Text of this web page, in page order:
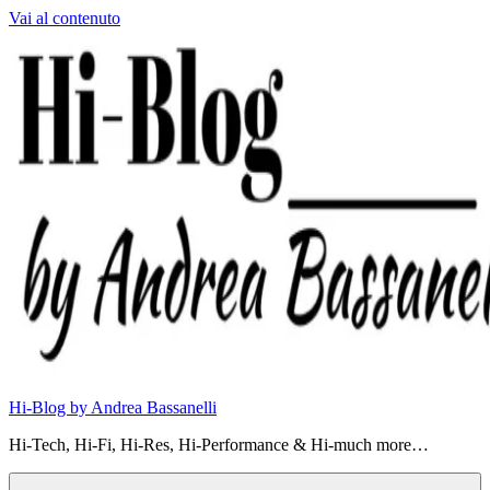
Vai al contenuto
Hi-Blog by Andrea Bassanelli
Hi-Tech, Hi-Fi, Hi-Res, Hi-Performance & Hi-much more…